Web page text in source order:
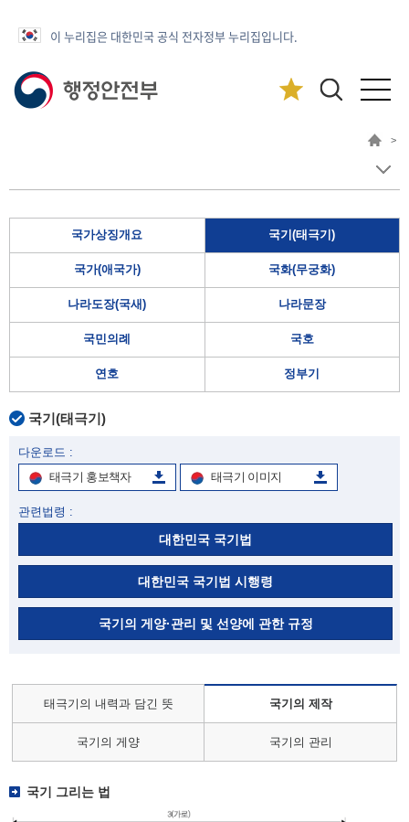
이 누리집은 대한민국 공식 전자정부 누리집입니다.
>
국가상징개요 국기(태극기)
국가(애국가) 국화(무궁화)
나라도장(국새) 나라문장
국민의례 국호
연호 정부기
국기(태극기)
다운로드 :
태극기 홍보책자
태극기 이미지
관련법령 :
대한민국 국기법
대한민국 국기법 시행령
국기의 게양·관리 및 선양에 관한 규정
태극기의 내력과 담긴 뜻 국기의 제작
국기의 게양 국기의 관리
국기 그리는 법